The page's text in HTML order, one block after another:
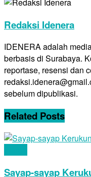
Redaksi Idenera
IDENERA adalah
berbasis di Surabaya.
reportase, resensi dan
sebelum dipublikasi.
Related Posts
Sayap-sayap